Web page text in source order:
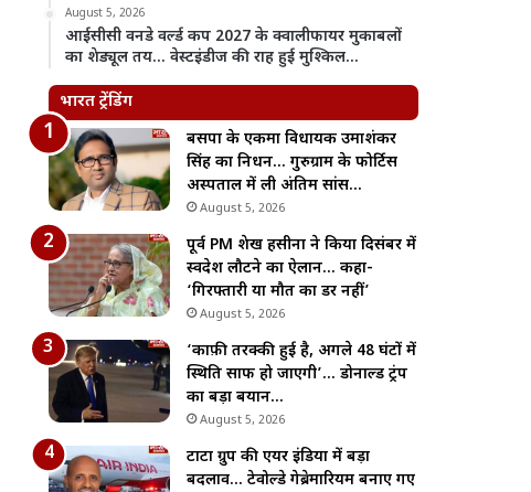
August 5, 2026
आईसीसी वनडे वर्ल्ड कप 2027 के क्वालीफायर मुकाबलों
का शेड्यूल तय… वेस्टइंडीज की राह हुई मुश्किल…
भारत ट्रेंडिंग
बसपा के एकमात्र विधायक उमाशंकर
सिंह का निधन… गुरुग्राम के फोर्टिस
अस्पताल में ली अंतिम सांस…
August 5, 2026
पूर्व PM शेख हसीना ने किया दिसंबर में
स्वदेश लौटने का ऐलान… कहा-
‘गिरफ्तारी या मौत का डर नहीं’
August 5, 2026
‘काफ़ी तरक्की हुई है, अगले 48 घंटों में
स्थिति साफ हो जाएगी’… डोनाल्ड ट्रंप
का बड़ा बयान…
August 5, 2026
टाटा ग्रुप की एयर इंडिया में बड़ा
बदलाव… टेवोल्डे गेब्रेमारियम बनाए गए